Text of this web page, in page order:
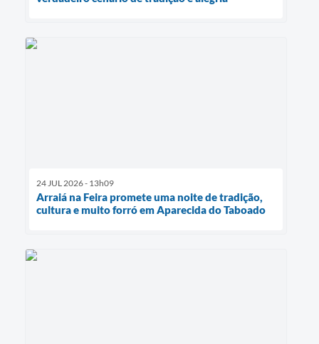
24 JUL 2026 - 13h09
Arraiá na Feira promete uma noite de tradição,
cultura e muito forró em Aparecida do Taboado